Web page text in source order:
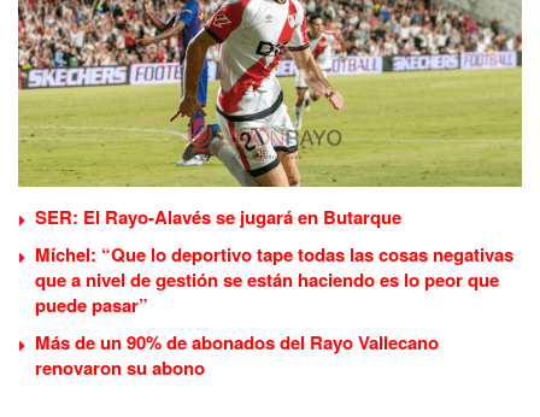
SER: El Rayo-Alavés se jugará en Butarque
Míchel: “Que lo deportivo tape todas las cosas negativas
que a nivel de gestión se están haciendo es lo peor que
puede pasar”
Más de un 90% de abonados del Rayo Vallecano
renovaron su abono